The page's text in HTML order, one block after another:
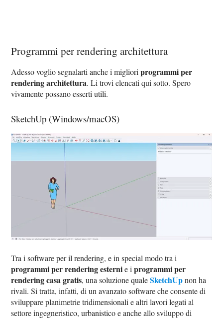
Programmi per rendering architettura
Adesso voglio segnalarti anche i miglioriprogrammi per
rendering architettura. Li trovi elencati qui sotto. Spero
vivamente possano esserti utili.
SketchUp (Windows/macOS)
Tra i software per il rendering, e in special modo tra i
programmi per rendering esternie iprogrammi per
rendering casa gratis, una soluzione qualeSketchUpnon ha
rivali. Si tratta, infatti, di un avanzato software che consente di
sviluppare planimetrie tridimensionali e altri lavori legati al
settore ingegneristico, urbanistico e anche allo sviluppo di